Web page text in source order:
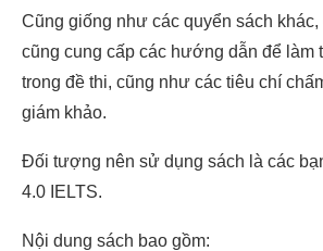
Cũng giống như các quyển sách
cũng cung cấp các hướng dẫn để làm
trong đề thi, cũng như các tiêu chí
giám khảo.
Đối tượng nên sử dụng sách là các
4.0 IELTS.
Nội dung sách bao gồm: